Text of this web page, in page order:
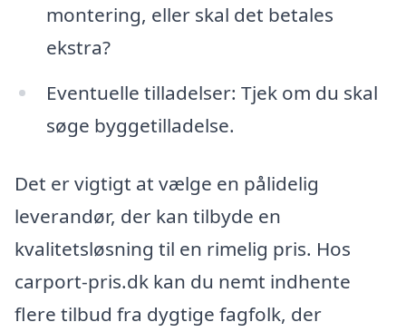
montering, eller skal det betales
ekstra?
Eventuelle tilladelser: Tjek om du skal
søge byggetilladelse.
Det er vigtigt at vælge en pålidelig
leverandør, der kan tilbyde en
kvalitetsløsning til en rimelig pris. Hos
carport-pris.dk kan du nemt indhente
flere tilbud fra dygtige fagfolk, der